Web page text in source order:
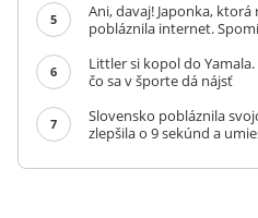
5
Ani, davaj! Japonka,
pobláznila internet.
6
Littler si kopol do
čo sa v športe dá nájsť
7
Slovensko pobláznila
zlepšila o 9 sekúnd a